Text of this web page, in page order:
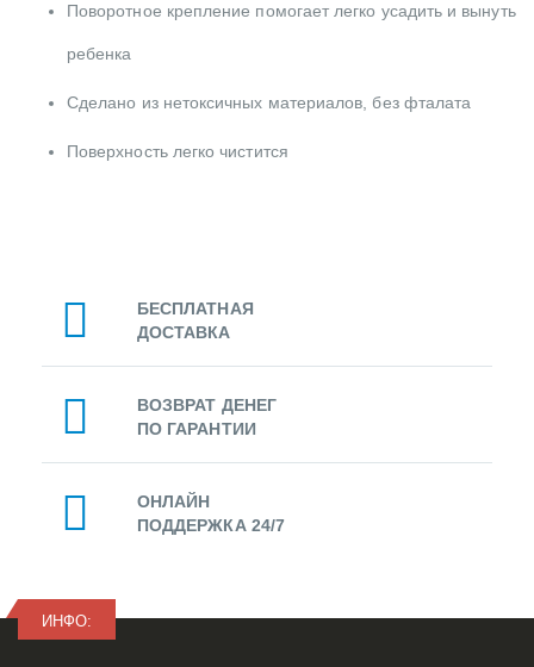
Поворотное крепление помогает легко усадить и вынуть
ребенка
Сделано из нетоксичных материалов, без фталата
Поверхность легко чистится
БЕСПЛАТНАЯ
ДОСТАВКА
ВОЗВРАТ ДЕНЕГ
ПО ГАРАНТИИ
ОНЛАЙН
ПОДДЕРЖКА 24/7
ИНФО: